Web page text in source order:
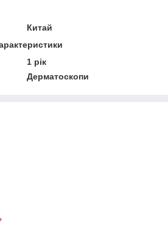
Китай
1 рік
Дерматоскопи